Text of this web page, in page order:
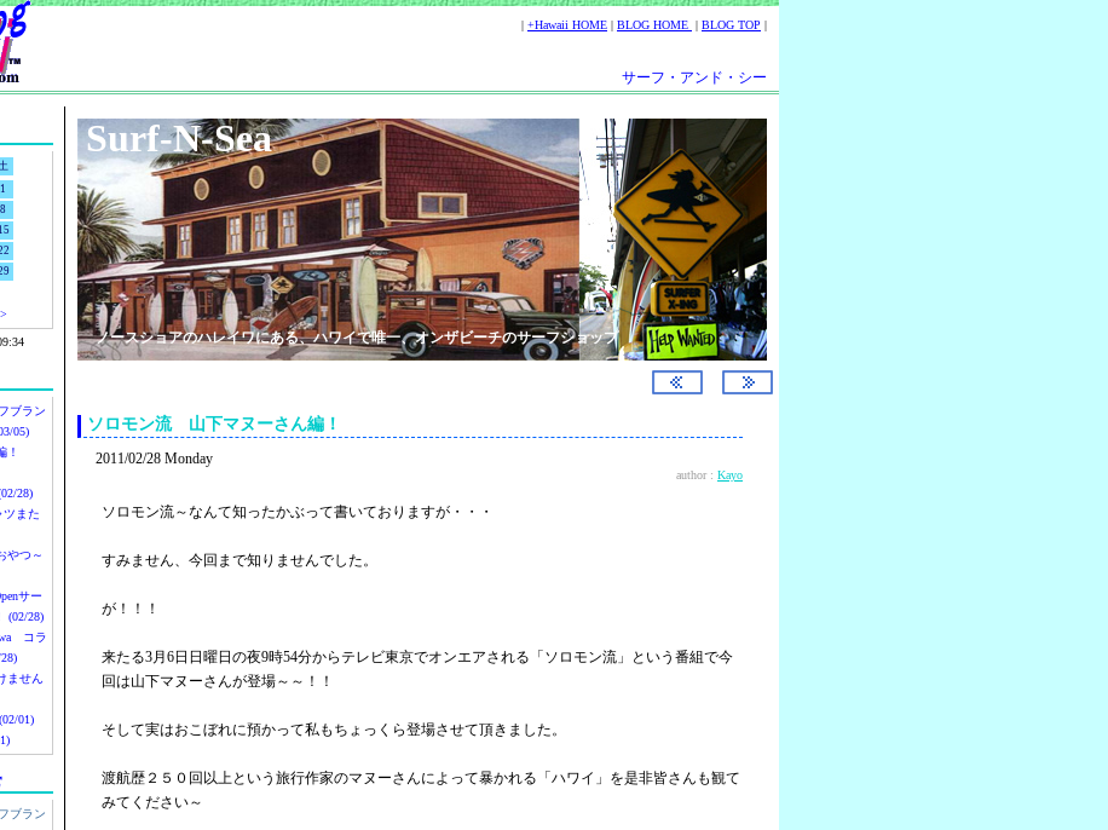
| +Hawaii HOME | BLOG HOME | BLOG TOP |
サーフ・アンド・シー
1
8
15
ブラン
05)
！
28)
ツまた
やつ～
サー
(02/28)
コラ
ません
01)
ブラン
Surf-N-Sea
ノースショアのハレイワにある、ハワイで唯一、オンザビーチのサーフショップ
ソロモン流 山下マヌーさん編！
2011/02/28 Monday
author : Kayo
ソロモン流～なんて知ったかぶって書いておりますが・・・
すみません、今回まで知りませんでした。
が！！！
来たる3月6日日曜日の夜9時54分からテレビ東京でオンエアされる「ソロモン流」という番組で今
回は山下マヌーさんが登場～～！！
そして実はおこぼれに預かって私もちょっくら登場させて頂きました。
渡航歴２５０回以上という旅行作家のマヌーさんによって暴かれる「ハワイ」を是非皆さんも観て
みてください～